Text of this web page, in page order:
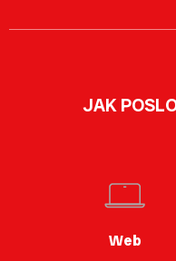
JAK
Web